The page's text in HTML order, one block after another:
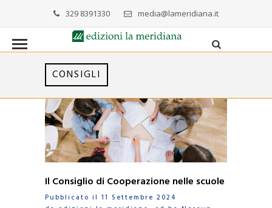
329 8391330 media@lameridiana.it
CONSIGLI
Il Consiglio di Cooperazione nelle scuole
Pubblicato il 11 Settembre 2024